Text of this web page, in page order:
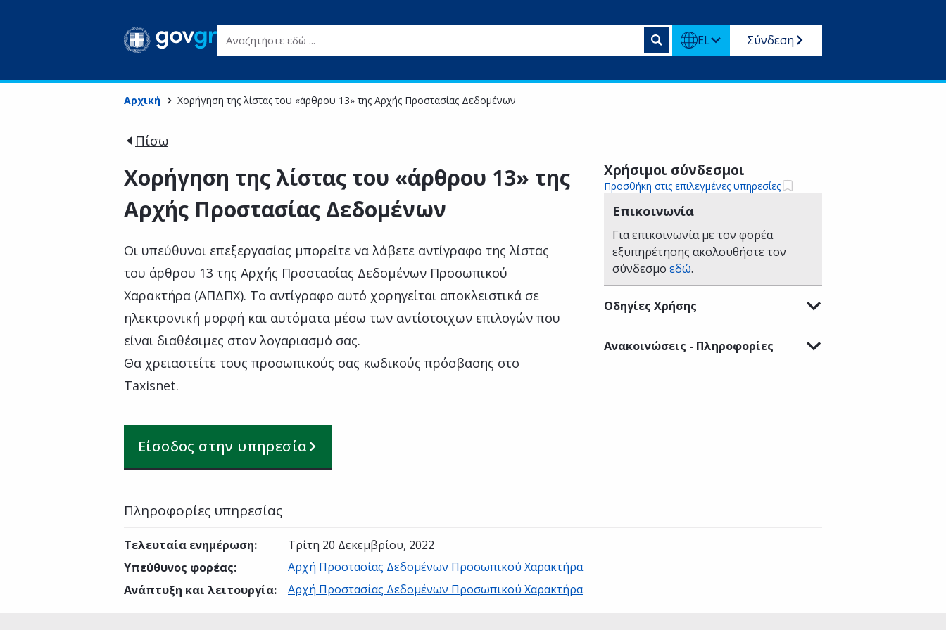
Αναζητήστε εδώ ... EL Σύνδεση
Αρχική Χορήγηση της λίστας του «άρθρου 13» της Αρχής Προστασίας Δεδομένων
Πίσω
Χορήγηση της λίστας του «άρθρου 13» της
Αρχής Προστασίας Δεδομένων
Οι υπεύθυνοι επεξεργασίας μπορείτε να λάβετε αντίγραφο της λίστας
του άρθρου 13 της Αρχής Προστασίας Δεδομένων Προσωπικού
Χαρακτήρα (ΑΠΔΠΧ). Το αντίγραφο αυτό χορηγείται αποκλειστικά σε
ηλεκτρονική μορφή και αυτόματα μέσω των αντίστοιχων επιλογών που
είναι διαθέσιμες στον λογαριασμό σας.
Θα χρειαστείτε τους προσωπικούς σας κωδικούς πρόσβασης στο
Taxisnet.
Είσοδος στην υπηρεσία
Χρήσιμοι σύνδεσμοι
Προσθήκη στις επιλεγμένες υπηρεσίες
Επικοινωνία
Για επικοινωνία με τον φορέα
εξυπηρέτησης ακολουθήστε τον
σύνδεσμο εδώ.
Οδηγίες Χρήσης
Ανακοινώσεις - Πληροφορίες
Πληροφορίες υπηρεσίας
Τελευταία ενημέρωση:
Τρίτη 20 Δεκεμβρίου, 2022
Υπεύθυνος φορέας:
Αρχή Προστασίας Δεδομένων Προσωπικού Χαρακτήρα
Ανάπτυξη και λειτουργία: Αρχή Προστασίας Δεδομένων Προσωπικού Χαρακτήρα